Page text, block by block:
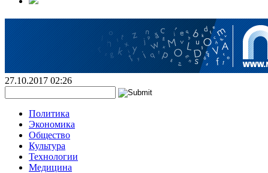
27.10.2017 02:26
Политика
Экономика
Общество
Культура
Технологии
Медицина